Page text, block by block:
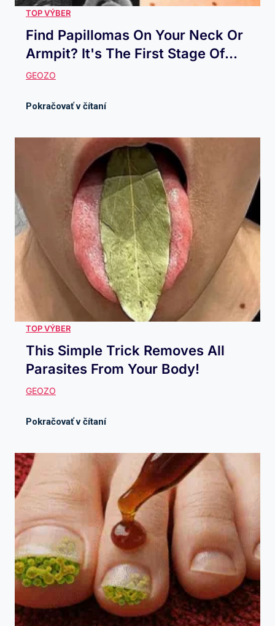
Find Papillomas On Your Neck Or
Armpit? It's The First Stage Of...
This Simple Trick Removes All
Parasites From Your Body!